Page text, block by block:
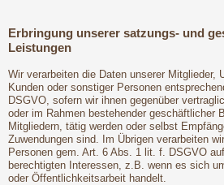
Erbringung unserer satzungs- und
Leistungen
Wir verarbeiten die Daten unserer Mitglieder,
Kunden oder sonstiger Personen
DSGVO, sofern wir ihnen gegenüber
oder im Rahmen bestehender geschäftlicher
Mitgliedern, tätig werden oder selbst
Zuwendungen sind. Im Übrigen verarbeiten
Personen gem. Art. 6 Abs. 1 lit. f. DSGVO
berechtigten Interessen, z.B. wenn es sich
oder Öffentlichkeitsarbeit handelt.